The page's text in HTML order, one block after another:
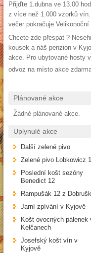
Přijďte 1.dubna ve 13.00
z více než 1.000 vzorků
večer pokračuje
Chcete zde přespat ?
kousek a náš penzion v
akce. Pro ubytované hosty
odvoz na místo akce
Plánované akce
Žádné plánované akce.
Uplynulé akce
Další zelené pivo
Zelené pivo Lobkowicz
Poslední košt sezóny
Benedict 12
Rampušák 12 z
Jarní zpívání v Kyjově
Košt ovocných pálenek
Kelčanech
Josefský košt vín v
Kyjově